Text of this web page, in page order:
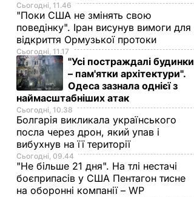
Сьогодні, 11.46
"Поки США не змінять свою
поведінку". Іран висунув вимоги для
відкриття Ормузької протоки
Сьогодні, 11.17
"Усі постраждалі будинки
– пам'ятки архітектури".
Одеса зазнала однієї з
наймасштабніших атак
Сьогодні, 10.38
Болгарія викликала українського
посла через дрон, який упав і
вибухнув на її території
Сьогодні, 09.44
"Не більше 21 дня". На тлі нестачі
боєприпасів у США Пентагон тисне
на оборонні компанії – WP